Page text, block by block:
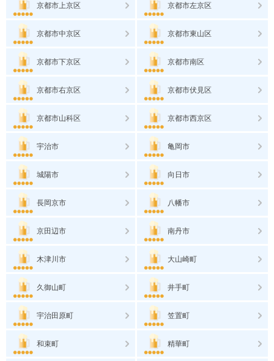
京都市上京区 京都市左京区
京都市中京区 京都市東山区
京都市下京区 京都市南区
京都市右京区 京都市伏見区
京都市山科区 京都市西京区
宇治市 亀岡市
城陽市 向日市
長岡京市 八幡市
京田辺市 南丹市
木津川市 大山崎町
久御山町 井手町
宇治田原町 笠置町
和束町 精華町